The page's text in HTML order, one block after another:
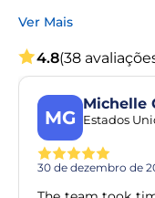
Ver Mais
4.8(38
MG
Michelle
Estados
30 de dezembro de